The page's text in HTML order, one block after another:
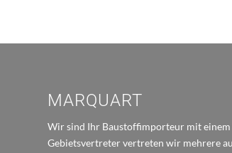
MARQUART
Wir sind Ihr Baustoffimporteur mit
Gebietsvertreter vertreten wir mehrere